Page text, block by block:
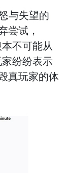
与失望的
尝试，
不可能从
纷纷表示
真玩家的体